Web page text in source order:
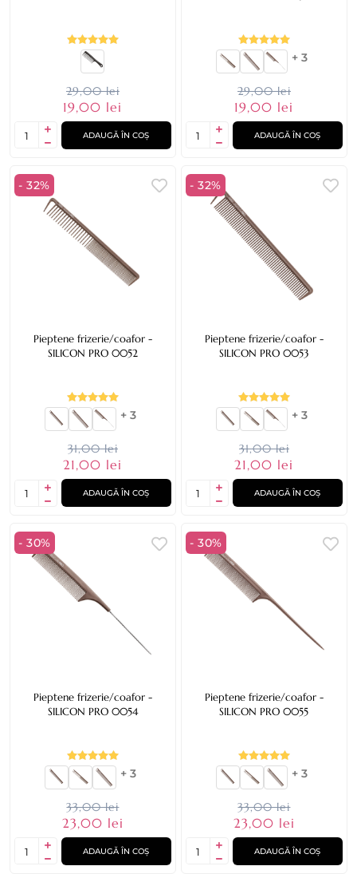
29,00 lei
19,00 lei
ADAUGĂ ÎN COȘ
+ 3
29,00 lei
19,00 lei
ADAUGĂ ÎN COȘ
- 32%
Pieptene frizerie/coafor -
SILICON PRO 0052
+ 3
31,00 lei
21,00 lei
ADAUGĂ ÎN COȘ
- 32%
Pieptene frizerie/coafor -
SILICON PRO 0053
+ 3
31,00 lei
21,00 lei
ADAUGĂ ÎN COȘ
- 30%
Pieptene frizerie/coafor -
SILICON PRO 0054
+ 3
33,00 lei
23,00 lei
ADAUGĂ ÎN COȘ
- 30%
Pieptene frizerie/coafor -
SILICON PRO 0055
+ 3
33,00 lei
23,00 lei
ADAUGĂ ÎN COȘ